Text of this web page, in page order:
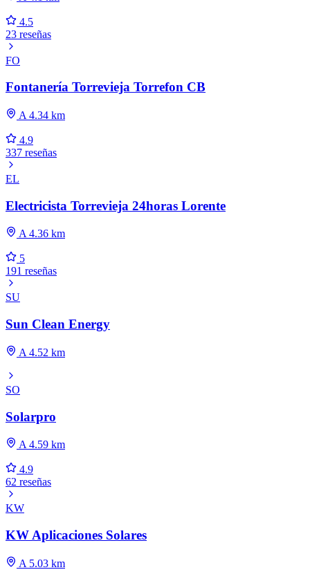
4.5
23 reseñas
FO
Fontanería Torrevieja Torrefon CB
A 4.34 km
4.9
337 reseñas
EL
Electricista Torrevieja 24horas Lorente
A 4.36 km
5
191 reseñas
SU
Sun Clean Energy
A 4.52 km
SO
Solarpro
A 4.59 km
4.9
62 reseñas
KW
KW Aplicaciones Solares
A 5.03 km